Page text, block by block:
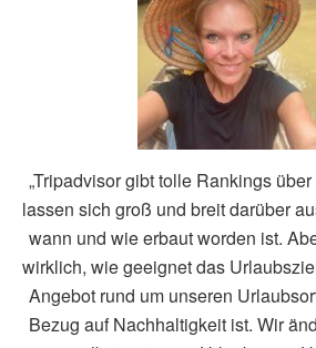
„Tripadvisor gibt tolle Rankings
lassen sich groß und breit darüber
wann und wie erbaut worden ist.
wirklich, wie geeignet das
Angebot rund um unseren
Bezug auf Nachhaltigkeit ist. Wir